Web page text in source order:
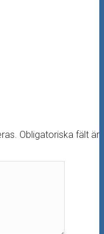
Obligatoriska fält är